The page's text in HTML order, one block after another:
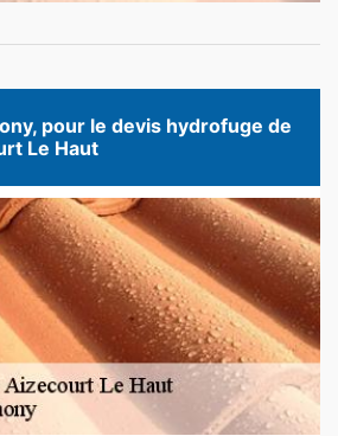
pour le devis hydrofuge de
Le Haut